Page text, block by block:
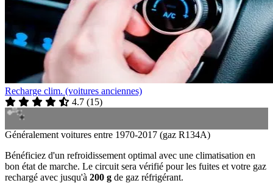
Recharge clim. (voitures anciennes)
4.7 (15)
Généralement voitures entre 1970-2017 (gaz R134A)
Bénéficiez d'un refroidissement optimal avec une climatisation en
bon état de marche. Le circuit sera vérifié pour les fuites et votre gaz
rechargé avec jusqu'à 200 g de gaz réfrigérant.